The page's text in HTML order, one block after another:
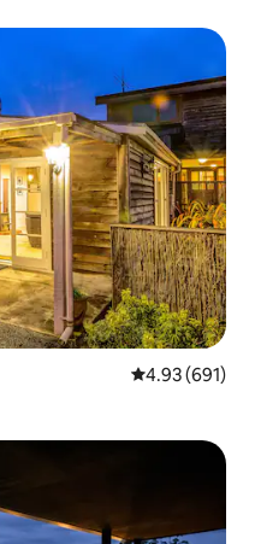
평점 4.93점(5
4.93 (691)